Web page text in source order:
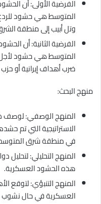
الفرضية الأولى: أن
المتوسط هي حشود
وتل أبيب إلى منطقة
الفرضية الثانية: أن
المتوسط هي حشود
ضرب أهداف إيرانية أو
منهج البحث:
المنهج الوصفي: لوصف
الاستراتيجية التي تم
في منطقة شرق
المنهج التحليلي: لتحليل
هذه الحشود العسكرية.
المنهج التنبؤي:
العسكرية في حال نشوب